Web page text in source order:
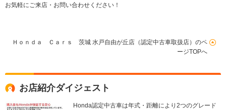
お気軽にご来店・お問い合わせください！
Ｈｏｎｄａ Ｃａｒｓ 茨城 水戸自由が丘店（認定中古車取扱店）のペ
ージTOPへ
お店紹介ダイジェスト
Honda認定中古車は年式・距離により2つのグレード